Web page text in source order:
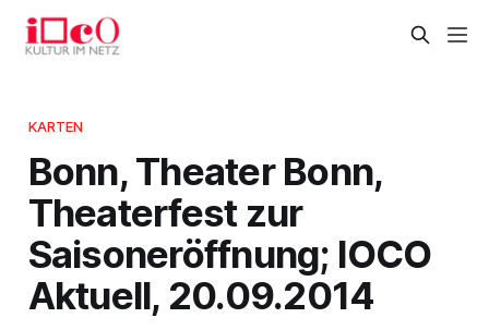
KARTEN
Bonn, Theater Bonn,
Theaterfest zur
Saisoneröffnung; IOCO
Aktuell, 20.09.2014